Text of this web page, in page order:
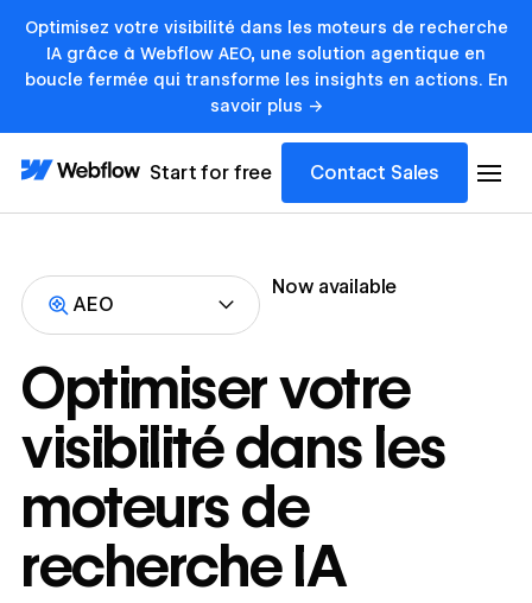
Optimisez votre visibilité dans les moteurs de recherche
IA grâce à Webflow AEO, une solution agentique en
boucle fermée qui transforme les insights en actions. En
savoir plus ->
Start for free Contact Sales
AEO
Now available
Optimiser votre
visibilité dans les
moteurs de
recherche IA